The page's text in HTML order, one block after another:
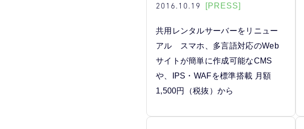
2016.10.19 [PRESS]
共用レンタルサーバーをリニュー
アル スマホ、多言語対応のWeb
サイトが簡単に作成可能なCMS
や、IPS・WAFを標準搭載 月額
1,500円（税抜）から